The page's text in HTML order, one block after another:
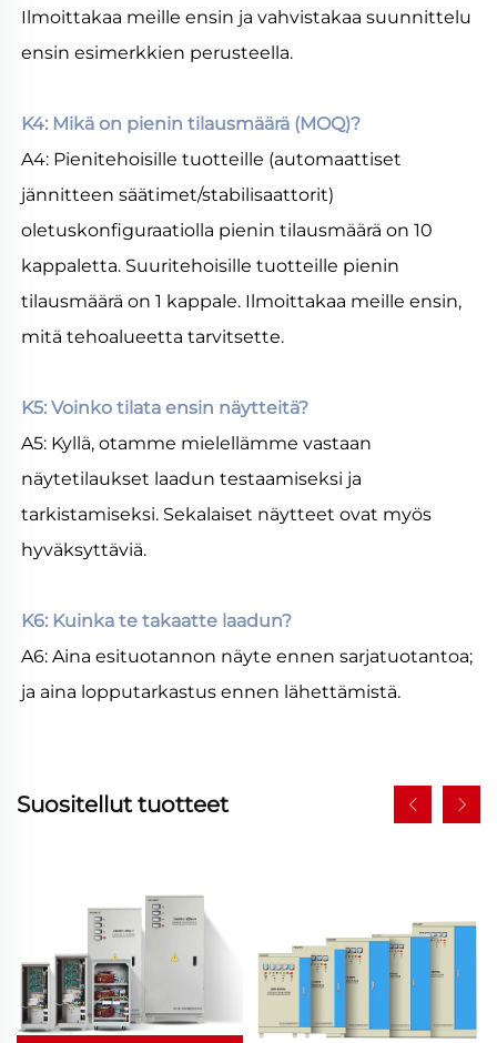
Ilmoittakaa meille ensin ja vahvistakaa suunnittelu
ensin esimerkkien perusteella.
K4: Mikä on pienin tilausmäärä (MOQ)?
A4: Pienitehoisille tuotteille (automaattiset
jännitteen säätimet/stabilisaattorit)
oletuskonfiguraatiolla pienin tilausmäärä on 10
kappaletta. Suuritehoisille tuotteille pienin
tilausmäärä on 1 kappale. Ilmoittakaa meille ensin,
mitä tehoalueetta tarvitsette.
K5: Voinko tilata ensin näytteitä?
A5: Kyllä, otamme mielellämme vastaan
näytetilaukset laadun testaamiseksi ja
tarkistamiseksi. Sekalaiset näytteet ovat myös
hyväksyttäviä.
K6: Kuinka te takaatte laadun?
A6: Aina esituotannon näyte ennen sarjatuotantoa;
ja aina lopputarkastus ennen lähettämistä.
Suositellut tuotteet